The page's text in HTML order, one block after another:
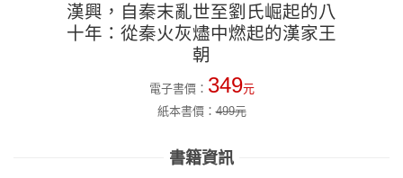
漢興，自秦末亂世至劉氏崛起的八
十年：從秦火灰燼中燃起的漢家王
朝
電子書價： 349元
紙本書價：499元
書籍資訊